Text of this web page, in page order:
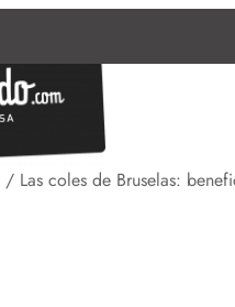
/ Las coles de Bruselas: